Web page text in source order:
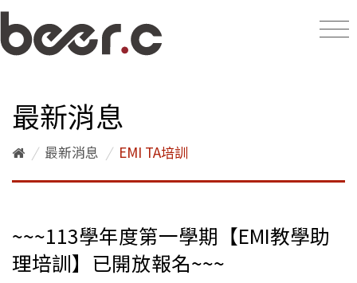
最新消息
/ 最新消息 / EMI TA培訓
~~~113學年度第一學期【EMI教學助
理培訓】已開放報名~~~